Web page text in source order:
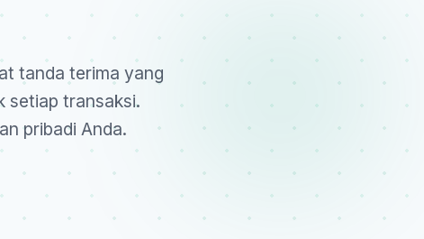
tanda terima yang
setiap transaksi.
pribadi Anda.